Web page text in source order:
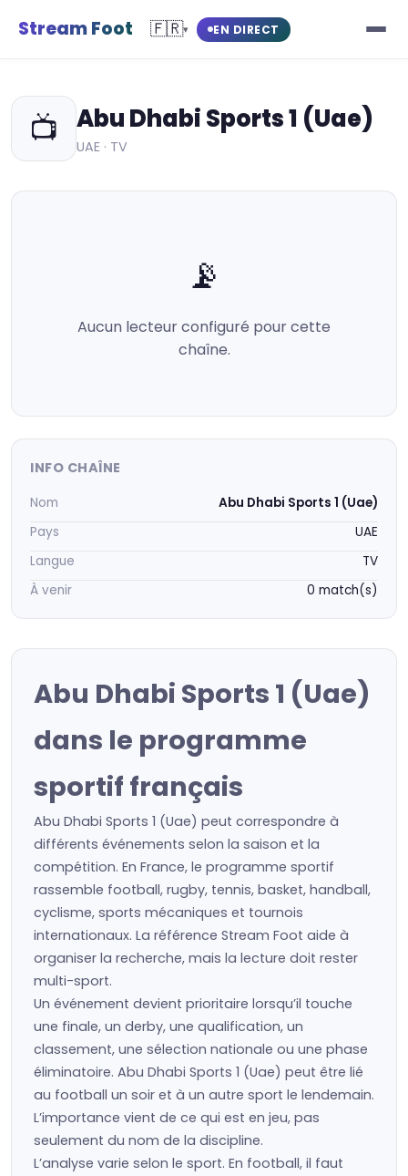
Stream Foot 🇫🇷▾ EN DIRECT
📺 Abu Dhabi Sports 1 (Uae)
UAE · TV
📡
Aucun lecteur configuré pour cette
chaîne.
INFO CHAÎNE
Nom
Abu Dhabi Sports 1 (Uae)
Pays
UAE
Langue
TV
À venir
0 match(s)
Abu Dhabi Sports 1 (Uae)
dans le programme
sportif français
Abu Dhabi Sports 1 (Uae) peut correspondre à
différents événements selon la saison et la
compétition. En France, le programme sportif
rassemble football, rugby, tennis, basket, handball,
cyclisme, sports mécaniques et tournois
internationaux. La référence Stream Foot aide à
organiser la recherche, mais la lecture doit rester
multi-sport.
Un événement devient prioritaire lorsqu’il touche
une finale, un derby, une qualification, un
classement, une sélection nationale ou une phase
éliminatoire. Abu Dhabi Sports 1 (Uae) peut être lié
au football un soir et à un autre sport le lendemain.
L’importance vient de ce qui est en jeu, pas
seulement du nom de la discipline.
L’analyse varie selon le sport. En football, il faut